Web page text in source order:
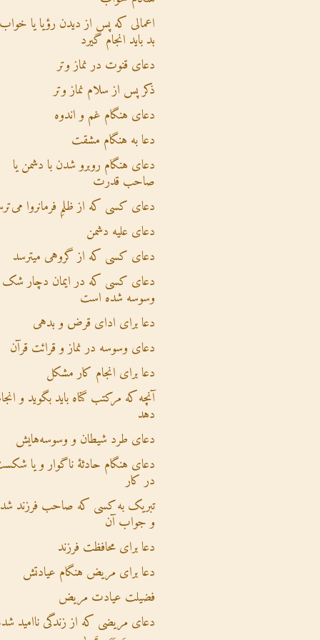
اعمالی که پس از دیدن رؤیا یا خواب
بد باید انجام گیرد
دعای قنوت در نماز وتر
ذکر پس از سلام نماز وتر
دعای هنگام غم و اندوه
دعا به هنگام مشقت
دعای هنگام روبرو شدن با دشمن یا
صاحب قدرت
دعای کسی که از ظلمِ فرمانروا
دعای علیه دشمن
دعای کسی که از گروهی میترسد
دعای کسی که در ایمان دچار
وسوسه شده است
دعا برای ادای قرض و بدهی
دعای وسوسه در نماز و قرائت قرآن
دعا برای انجام کار مشکل
آنچه که مرکتب گناه باید بگوید و
دهد
دعای طرد شیطان و وسوسه‌هایش
دعای هنگام حادثۀ ناگوار و یا
در کار
تبریک به کسی که صاحب فرزند
و جواب آن
دعا برای محافظت فرزند
دعا برای مریض هنگام عیادتش
فضیلت عیادت مریض
دعای مریضی که از زندگی ناامید